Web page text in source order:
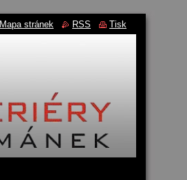
Mapa stránek RSS Tisk